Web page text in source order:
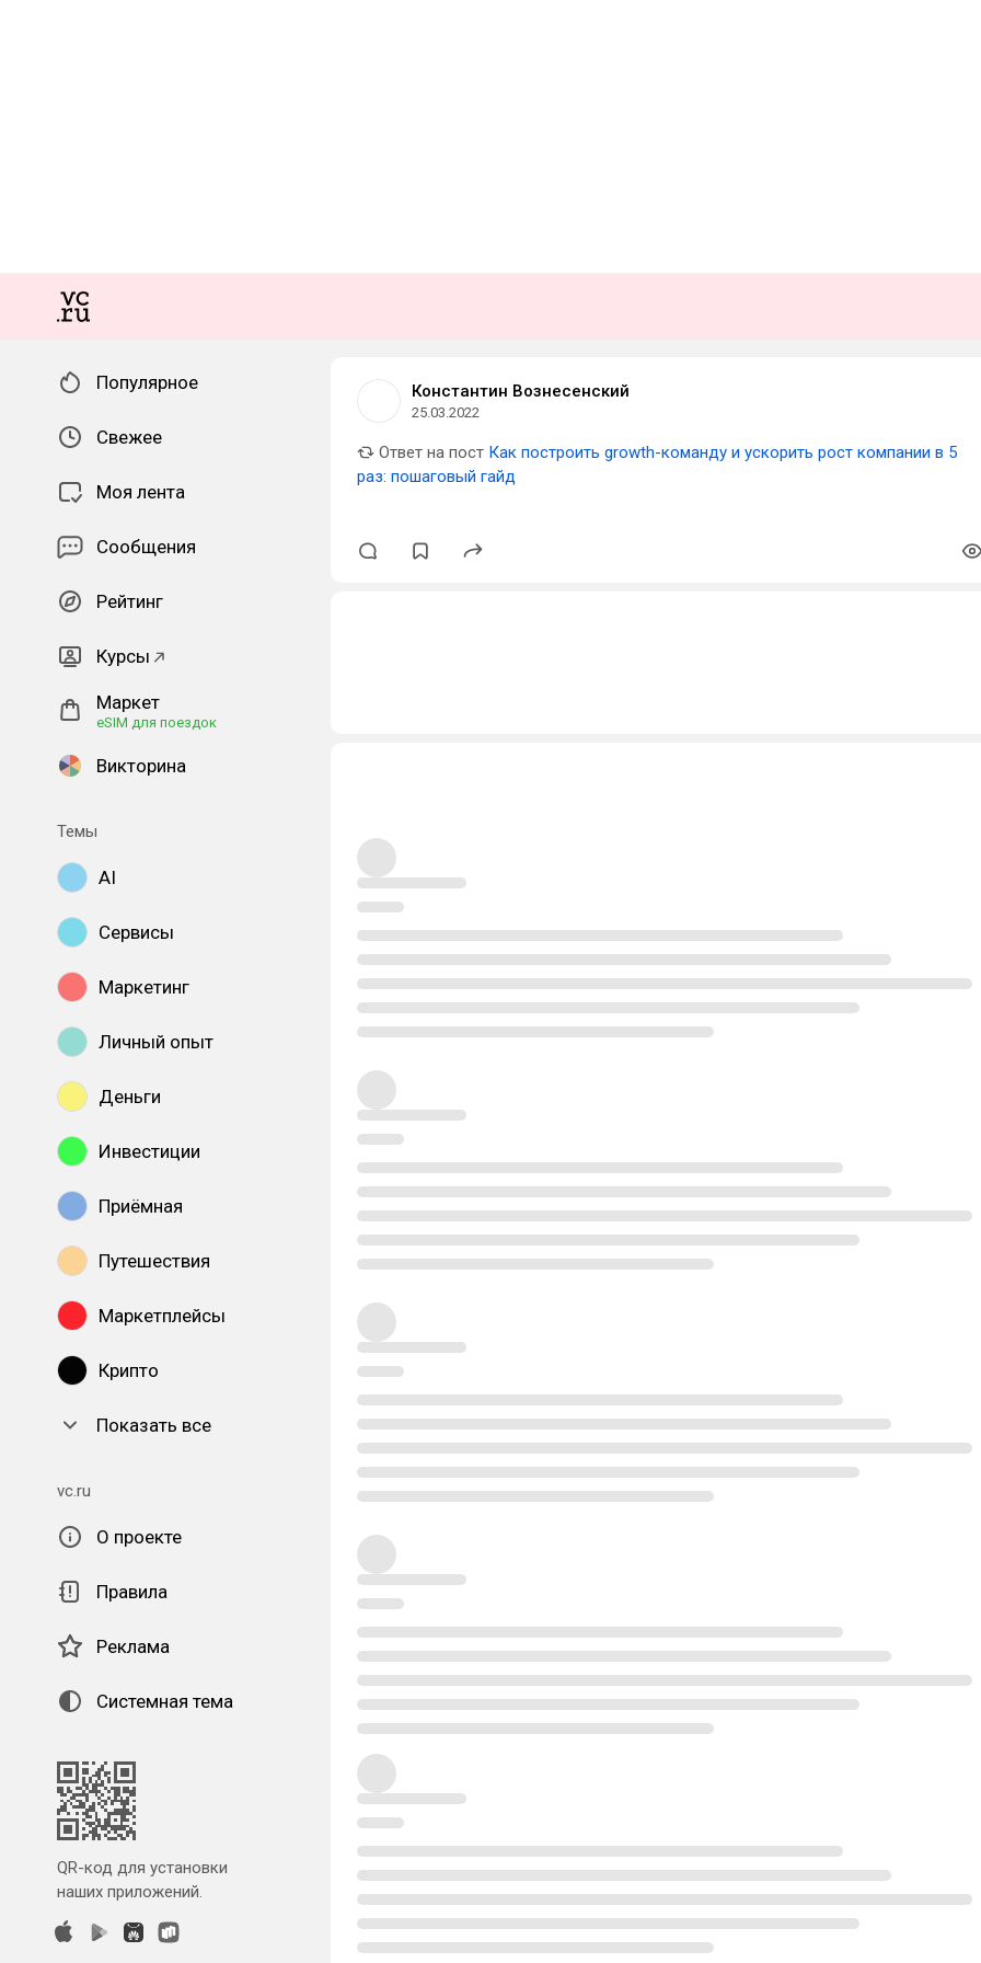
Популярное
Свежее
Моя лента
Сообщения
Рейтинг
Курсы
Маркет
eSIM для поездок
Викторина
Темы
AI
Сервисы
Маркетинг
Личный опыт
Деньги
Инвестиции
Приёмная
Путешествия
Маркетплейсы
Крипто
Показать все
vc.ru
О проекте
Правила
Реклама
Системная тема
QR-код для установки
наших приложений.
Константин Вознесенский
25.03.2022
Ответ на пост Как построить growth-команду и ускорить рост компании в 5
раз: пошаговый гайд